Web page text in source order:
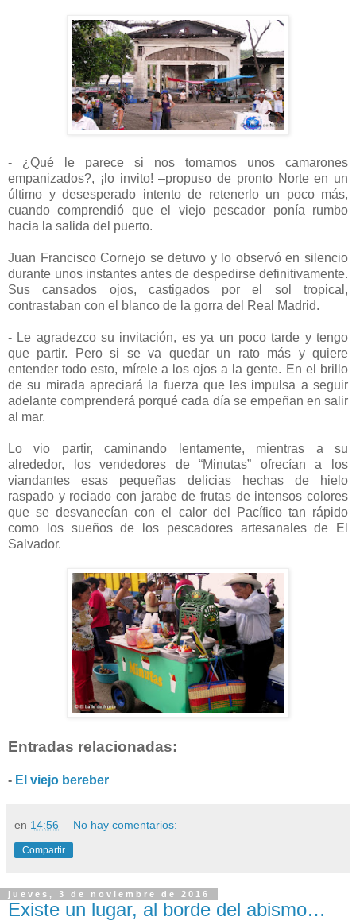
- ¿Qué le parece si nos tomamos unos camarones
empanizados?, ¡lo invito! –propuso de pronto Norte en un
último y desesperado intento de retenerlo un poco más,
cuando comprendió que el viejo pescador ponía rumbo
hacia la salida del puerto.
Juan Francisco Cornejo se detuvo y lo observó en silencio
durante unos instantes antes de despedirse definitivamente.
Sus cansados ojos, castigados por el sol tropical,
contrastaban con el blanco de la gorra del Real Madrid.
- Le agradezco su invitación, es ya un poco tarde y tengo
que partir. Pero si se va quedar un rato más y quiere
entender todo esto, mírele a los ojos a la gente. En el brillo
de su mirada apreciará la fuerza que les impulsa a seguir
adelante comprenderá porqué cada día se empeñan en salir
al mar.
Lo vio partir, caminando lentamente, mientras a su
alrededor, los vendedores de “Minutas” ofrecían a los
viandantes esas pequeñas delicias hechas de hielo
raspado y rociado con jarabe de frutas de intensos colores
que se desvanecían con el calor del Pacífico tan rápido
como los sueños de los pescadores artesanales de El
Salvador.
Entradas relacionadas:
- El viejo bereber
en 14:56 No hay comentarios:
Compartir
jueves, 3 de noviembre de 2016
Existe un lugar, al borde del abismo…